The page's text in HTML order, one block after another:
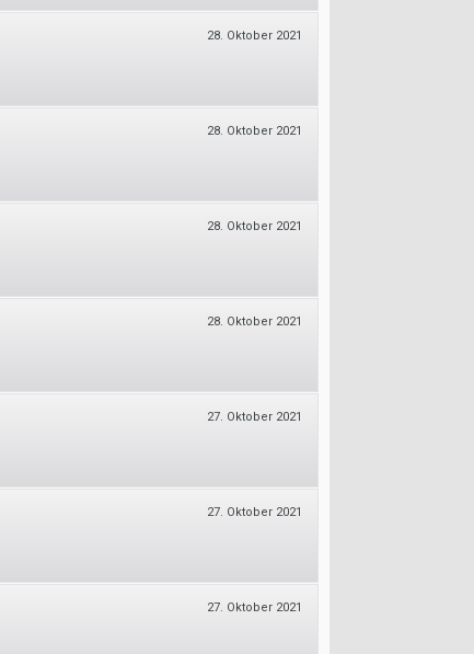
28. Oktober 2021
28. Oktober 2021
28. Oktober 2021
28. Oktober 2021
27. Oktober 2021
27. Oktober 2021
27. Oktober 2021